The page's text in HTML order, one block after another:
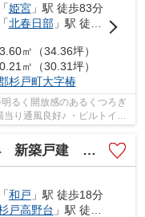
「姫宮」駅 徒歩83分
「北春日部」駅 徒歩91分
㎡（34.36坪）
㎡（30.31坪）
杉戸町大字椿
るく開放感のあるくつろぎ
便...
建 全1棟 1号棟
「和戸 」駅 徒歩18分
戸高野台 」駅 徒歩26分